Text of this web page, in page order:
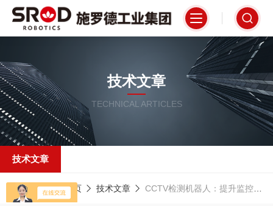
技术文章
TECHNICAL ARTICLES
技术文章
当前位置：首页 技术文章 CCTV检测机器人：提升监控质量与效率的智能解决方案